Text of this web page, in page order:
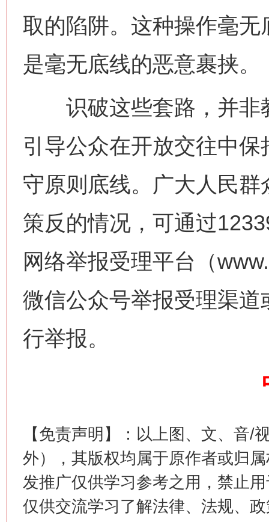
取的陷阱。这种操作毫
是毫无底线的恶意裹挟。
识破这些套路，并非
引导公众在开放交往中
守原则底线。广大人民
策反的情况，可通过
网络举报受理平台（
微信公众号举报受理渠
行举报。
【免责声明】：以上图、文、音/
外），其版权均属于原作者或归
发推广仅供学习参考之用，禁止
仅供交流学习了解法律、法规、
网上购药对药下症？
这是一记警钟！
在谋一域中谋全局
今